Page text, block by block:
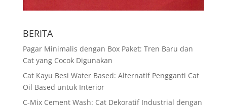
BERITA
Pagar Minimalis dengan Box Paket: Tren Baru dan
Cat yang Cocok Digunakan
Cat Kayu Besi Water Based: Alternatif Pengganti Cat
Oil Based untuk Interior
C-Mix Cement Wash: Cat Dekoratif Industrial dengan